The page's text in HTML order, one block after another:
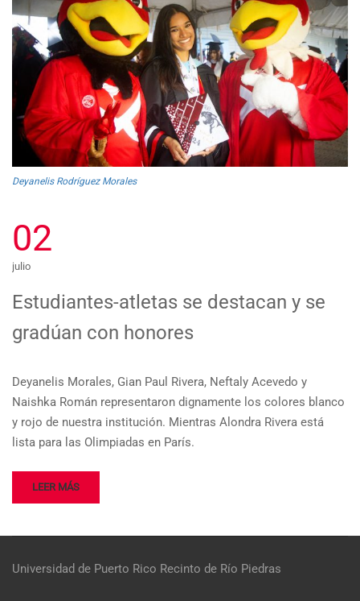
Deyanelis Rodríguez Morales
02
julio
Estudiantes-atletas se destacan y se
gradúan con honores
Deyanelis Morales, Gian Paul Rivera, Neftaly Acevedo y
Naishka Román representaron dignamente los colores blanco
y rojo de nuestra institución. Mientras Alondra Rivera está
lista para las Olimpiadas en París.
LEER MÁS
Universidad de Puerto Rico Recinto de Río Piedras